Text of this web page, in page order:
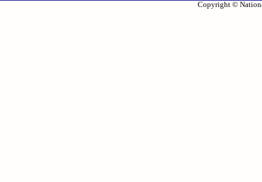
Copyright ©